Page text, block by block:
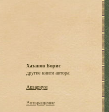
Хазанов Борис
другие книги автора:
Аквариум
Возвращение